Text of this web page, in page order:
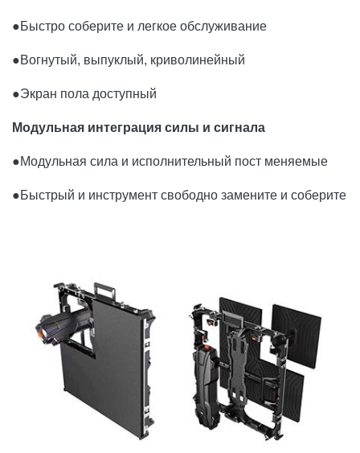
●Быстро соберите и легкое обслуживание
●Вогнутый, выпуклый, криволинейный
●Экран пола доступный
Модульная интеграция силы и сигнала
●Модульная сила и исполнительный пост меняемые
●Быстрый и инструмент свободно замените и соберите